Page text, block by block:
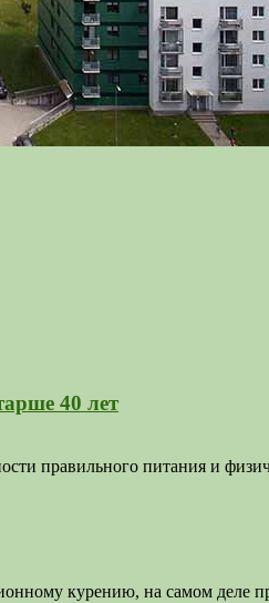
40 лет
правильного питания и
курению, на самом деле